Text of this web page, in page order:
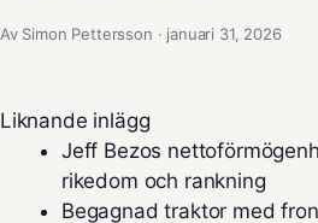
Av Simon Pettersson · januari 31, 2026
Liknande inlägg
Jeff Bezos
rikedom och rankning
Begagnad traktor med